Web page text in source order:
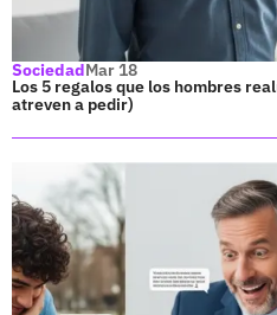
SociedadMar 18
Los 5 regalos que los hombres
atreven a pedir)